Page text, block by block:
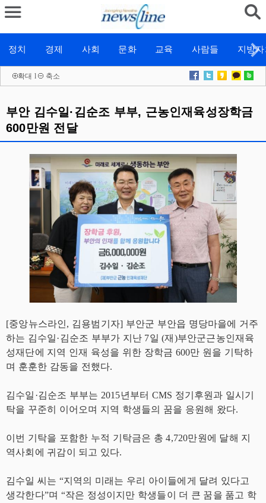
정치 경제 사회 문화 교육 사람들 지방
확대 l 축소
부안 김수일·김순조 부부, 근농인재육성장학금
600만원 전달
[중앙뉴스라인, 김용범기자] 부안군 부안읍 명당마을에 거주
하는 김수일·김순조 부부가 지난 7일 (재)부안군근농인재육
성재단에 지역 인재 육성을 위한 장학금 600만 원을 기탁하
며 훈훈한 감동을 전했다.
김수일·김순조 부부는 2015년부터 CMS 정기후원과 일시기
탁을 꾸준히 이어오며 지역 학생들의 꿈을 응원해 왔다.
이번 기탁을 포함한 누적 기탁금은 총 4,720만원에 달해 지
역사회에 귀감이 되고 있다.
김수일 씨는 “지역의 미래는 우리 아이들에게 달려 있다고
생각한다”며 “작은 정성이지만 학생들이 더 큰 꿈을 품고 학